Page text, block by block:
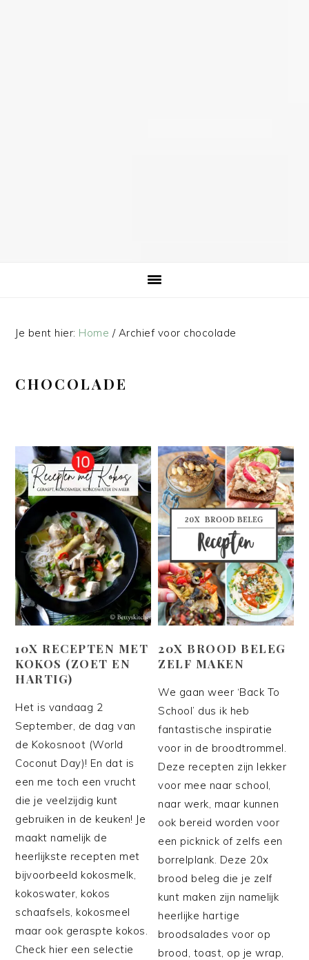
Je bent hier: Home /Archief voor chocolade
CHOCOLADE
10X RECEPTEN MET
KOKOS (ZOET EN
HARTIG)
Het is vandaag 2
September, de dag van
de Kokosnoot (World
Coconut Day)! En dat is
een me toch een vrucht
die je veelzijdig kunt
gebruiken in de keuken! Je
maakt namelijk de
heerlijkste recepten met
bijvoorbeeld kokosmelk,
kokoswater, kokos
schaafsels, kokosmeel
maar ook geraspte kokos.
Check hier een selectie
20X BROOD BELEG
ZELF MAKEN
We gaan weer ‘Back To
School’ dus ik heb
fantastische inspiratie
voor in de broodtrommel.
Deze recepten zijn lekker
voor mee naar school,
naar werk, maar kunnen
ook bereid worden voor
een picknick of zelfs een
borrelplank. Deze 20x
brood beleg die je zelf
kunt maken zijn namelijk
heerlijke hartige
broodsalades voor op
brood, toast, op je wrap,